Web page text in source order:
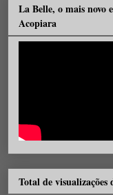
La Belle, o mais novo
Acopiara
Total de visualizações